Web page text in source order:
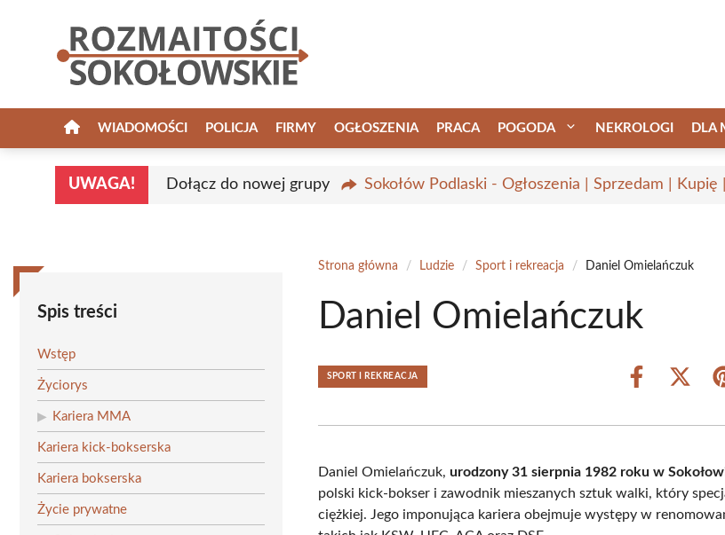
WIADOMOŚCI POLICJA FIRMY OGŁOSZENIA PRACA POGODA NEKROLOGI DLA
UWAGA! Dołącz do nowej grupy Sokołów Podlaski - Ogłoszenia | Sprzedam |
Spis treści
Wstęp
Życiorys
Kariera MMA
Kariera kick-bokserska
Kariera bokserska
Życie prywatne
Strona główna / Ludzie / Sport i rekreacja / Daniel Omielańczuk
Daniel Omielańczuk
SPORT I REKREACJA
Share
Share
Daniel Omielańczuk, urodzony 31 sierpnia 1982 roku w
polski kick-bokser i zawodnik mieszanych sztuk walki, który
ciężkiej. Jego imponująca kariera obejmuje występy w